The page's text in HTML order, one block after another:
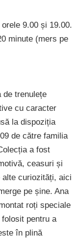
9.00 și 19.00.
minute (mers pe
de trenulețe
cu caracter
la dispoziția
de către familia
a fost
ceasuri și
alte curiozități, aici
pe șine. Ana
roți speciale
pentru a
în plină